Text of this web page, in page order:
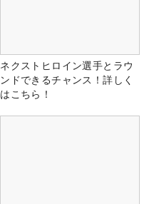
ネクストヒロイン選手とラウ
ンドできるチャンス！詳しく
はこちら！